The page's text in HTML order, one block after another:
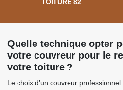
TOITURE 82
Quelle technique opter
votre couvreur pour le
votre toiture ?
Le choix d’un couvreur